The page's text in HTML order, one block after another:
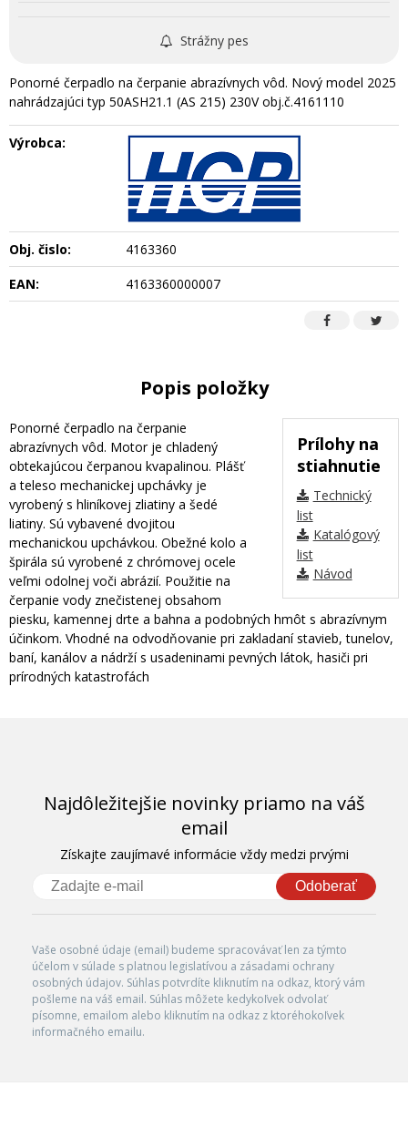
Strážny pes
Ponorné čerpadlo na čerpanie abrazívnych vôd. Nový model 2025
nahrádzajúci typ 50ASH21.1 (AS 215) 230V obj.č.4161110
Výrobca:
Obj. čislo:
4163360
EAN:
4163360000007
Popis položky
Prílohy na
stiahnutie
Technický
list
Katalógový
list
Návod
Ponorné čerpadlo na čerpanie
abrazívnych vôd. Motor je chladený
obtekajúcou čerpanou kvapalinou. Plášť
a teleso mechanickej upchávky je
vyrobený s hliníkovej zliatiny a šedé
liatiny. Sú vybavené dvojitou
mechanickou upchávkou. Obežné kolo a
špirála sú vyrobené z chrómovej ocele
veľmi odolnej voči abrázií. Použitie na
čerpanie vody znečistenej obsahom
piesku, kamennej drte a bahna a podobných hmôt s abrazívnym
účinkom. Vhodné na odvodňovanie pri zakladaní stavieb, tunelov,
baní, kanálov a nádrží s usadeninami pevných látok, hasiči pri
prírodných katastrofách
Najdôležitejšie novinky priamo na váš
email
Získajte zaujímavé informácie vždy medzi prvými
Odoberať
Vaše osobné údaje (email) budeme spracovávať len za týmto
účelom v súlade s platnou legislatívou a zásadami ochrany
osobných údajov. Súhlas potvrdíte kliknutím na odkaz, ktorý vám
pošleme na váš email. Súhlas môžete kedykoľvek odvolať
písomne, emailom alebo kliknutím na odkaz z ktoréhokoľvek
informačného emailu.